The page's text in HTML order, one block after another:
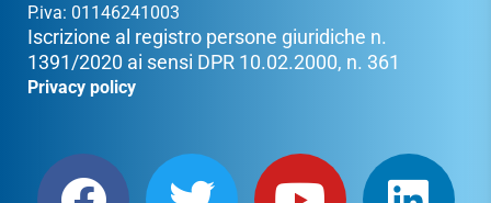
P.iva: 01146241003
Iscrizione al registro persone giuridiche n.
1391/2020 ai sensi DPR 10.02.2000, n. 361
Privacy policy